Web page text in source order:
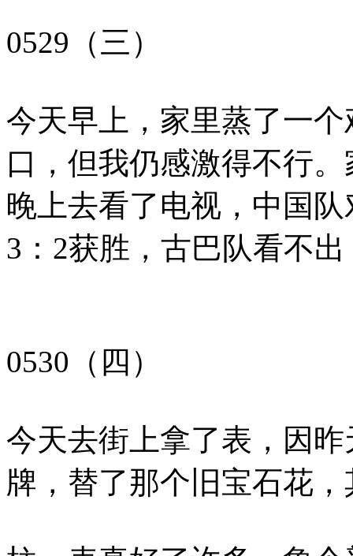
0529（三）
今天早上，家里蒸了一
口，但我仍感激得不行
晚上去看了电视，中国
3：2获胜，古巴队看不
0530（四）
今天去街上拿了表，因
牌，替了那个旧宝石花